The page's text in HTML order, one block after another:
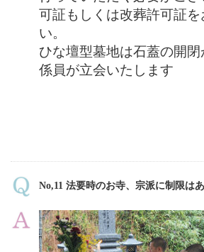
可証もしくは改葬許可証を
い。
ひな壇型墓地は石蓋の開
係員が立会いたします
No,11 法要時のお寺、宗派に制限は